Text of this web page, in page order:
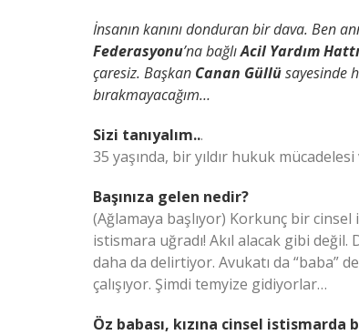
İnsanın kanını donduran bir dava. Ben
Federasyonu’na bağlıAcil Yardım
çaresiz. Başkan Canan Güllüsayesinde
bırakmayacağım…
Sizi tanıyalım...
35 yaşında, bir yıldır hukuk
Başınıza gelen nedir?
(Ağlamaya başlıyor) Korkunç bir cinsel
istismara uğradı! Akıl alacak gibi
daha da delirtiyor. Avukatı da “baba”
çalışıyor. Şimdi temyize gidiyorlar…
Öz babası, kızına cinsel istismarda